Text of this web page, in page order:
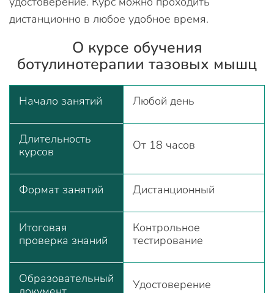
дистанционно в любое удобное время.
О курсе обучения
ботулинотерапии тазовых мышц
Начало занятий Любой день
Длительность
курсов
От 18 часов
Формат занятий Дистанционный
Итоговая
проверка знаний
Контрольное
тестирование
Образовательный
Удостоверение